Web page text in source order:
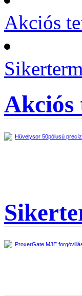
Akciós
Akciós
Hüvelysor 50pólusú
ProxerGate M3E